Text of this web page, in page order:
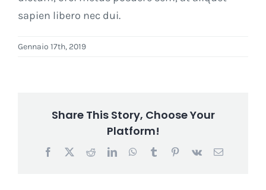
sapien libero nec dui.
Gennaio 17th, 2019
Share This Story, Choose Your
Platform!
Facebook
X RedditLinkedInWhatsApp
TumblrPinterest
Vk Email